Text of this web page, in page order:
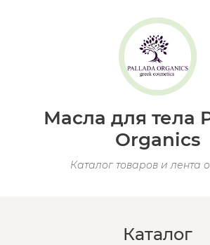
Масла для тела
Organics
Каталог товаров и лента
Каталог